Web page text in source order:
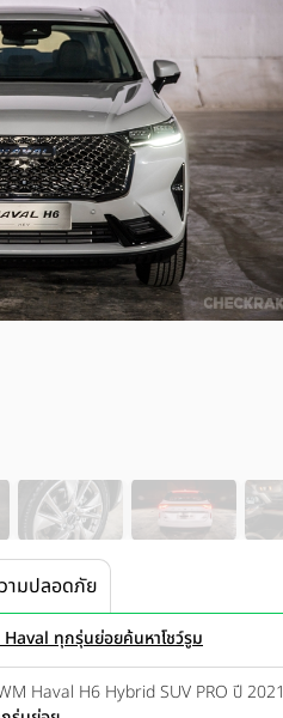
ามปลอดภัย
Haval ทุกรุ่นย่อยค้นหาโชว์รูม
Haval H6 Hybrid SUV PRO ปี 2021